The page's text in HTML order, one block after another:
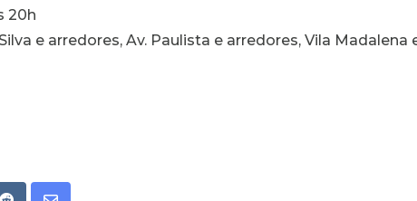
20h
e arredores, Av. Paulista e arredores, Vila